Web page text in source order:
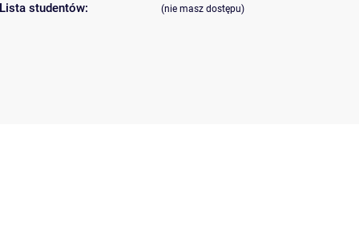
Lista studentów: (nie masz dostępu)